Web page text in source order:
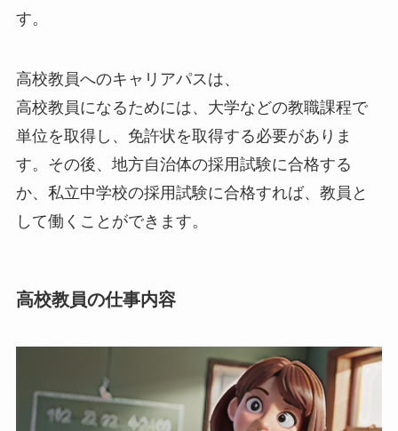
す。
高校教員へのキャリアパスは、
高校教員になるためには、大学などの教職課程で
単位を取得し、免許状を取得する必要がありま
す。その後、地方自治体の採用試験に合格する
か、私立中学校の採用試験に合格すれば、教員と
して働くことができます。
高校教員の仕事内容